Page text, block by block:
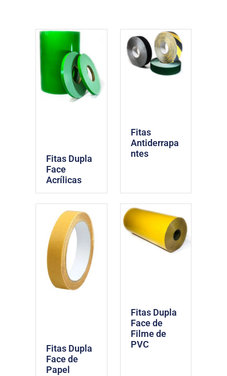
Fitas Dupla
Face
Acrílicas
Fitas
Antiderrapa
ntes
Fitas Dupla
Face de
Papel
Fitas Dupla
Face de
Filme de
PVC